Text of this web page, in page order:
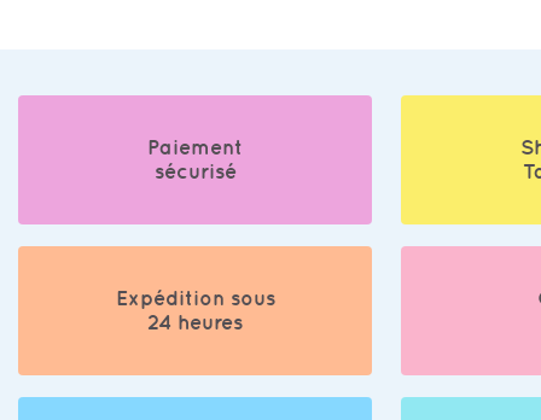
Paiement
sécurisé
Expédition sous
24 heures